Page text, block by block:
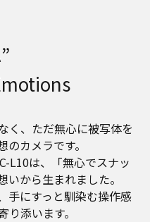
く、ただ無心に被写体を
カメラです。
L10は、「無心でスナッ
から生まれました。
手にすっと馴染む操作感
添います。